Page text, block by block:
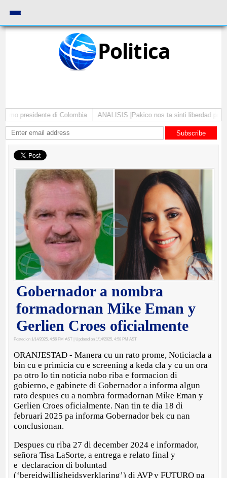
Politica
presidente di Colombia ANALISIS |Pakico nos ta sinti liberdad pa
Subscribe
Gobernador a nombra
formadornan Mike Eman y
Gerlien Croes oficialmente
Posted on 1/14/2025, 4:56 PM AST | Updated on 1/14/2025, 4:58 PM AST
ORANJESTAD - Manera cu un rato prome, Noticiacla a
bin cu e primicia cu e screening a keda cla y cu un ora
pa otro lo tin noticia nobo riba e formacion di
gobierno, e gabinete di Gobernador a informa algun
rato despues cu a nombra formadornan Mike Eman y
Gerlien Croes oficialmente. Nan tin te dia 18 di
februari 2025 pa informa Gobernador bek cu nan
conclusionan.
Despues cu riba 27 di december 2024 e informador,
señora Tisa LaSorte, a entrega e relato final y
e declaracion di boluntad
(‘bereidwilligheidsverklaring’) di AVP y FUTURO pa